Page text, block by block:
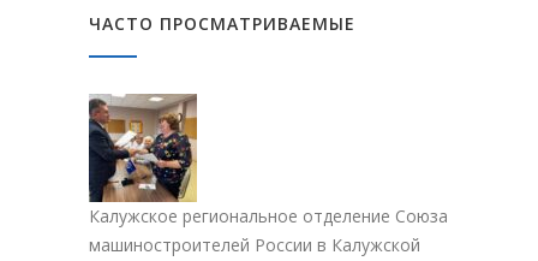
ЧАСТО ПРОСМАТРИВАЕМЫЕ
Калужское региональное отделение Союза
машиностроителей России в Калужской